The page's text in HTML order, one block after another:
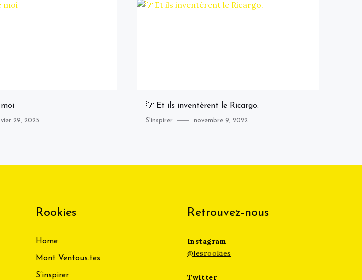
moi
29, 2025
💡 Et ils inventèrent le Ricargo.
Category
S'inspirer
Posted
novembre 9, 2022
Rookies
Home
Mont Ventous.tes
S’inspirer
Retrouvez-nous
Instagram
@lesrookies
Twitter